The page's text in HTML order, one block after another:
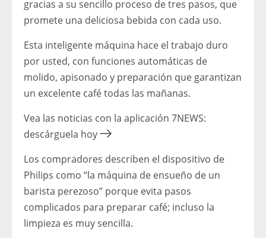
gracias a su sencillo proceso de tres pasos, que
promete una deliciosa bebida con cada uso.
Esta inteligente máquina hace el trabajo duro
por usted, con funciones automáticas de
molido, apisonado y preparación que garantizan
un excelente café todas las mañanas.
Vea las noticias con la aplicación 7NEWS:
descárguela hoy
Los compradores describen el dispositivo de
Philips como “la máquina de ensueño de un
barista perezoso” porque evita pasos
complicados para preparar café; incluso la
limpieza es muy sencilla.